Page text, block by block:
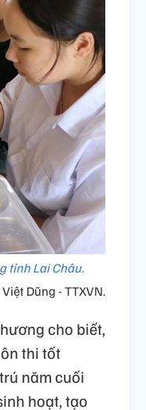
tỉnh Lai Châu.
Dũng - TTXVN.
cho biết,
thi tốt
năm cuối
hoạt, tạo